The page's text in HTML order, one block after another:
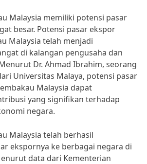
Malaysia memiliki potensi pasar
besar. Potensi pasar ekspor
Malaysia telah menjadi
di kalangan pengusaha dan
Dr. Ahmad Ibrahim, seorang
Universitas Malaya, potensi pasar
Malaysia dapat
yang signifikan terhadap
negara.
Malaysia telah berhasil
ekspornya ke berbagai negara di
data dari Kementerian